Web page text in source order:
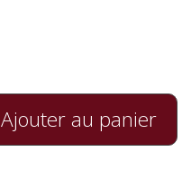
Ajouter au panier